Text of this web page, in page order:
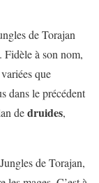
de Torajan
Fidèle à son nom,
que
dans le précédent
dedruides,
de Torajan,